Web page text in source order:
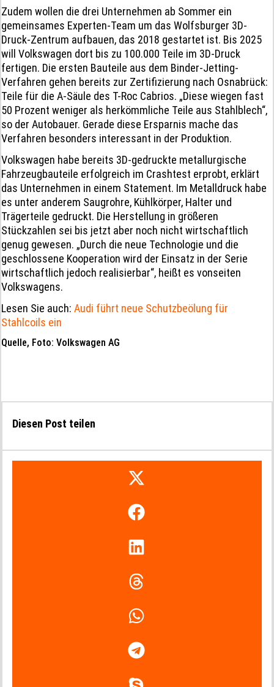
Zudem wollen die drei Unternehmen ab Sommer ein
gemeinsames Experten-Team um das Wolfsburger 3D-
Druck-Zentrum aufbauen, das 2018 gestartet ist. Bis 2025
will Volkswagen dort bis zu 100.000 Teile im 3D-Druck
fertigen. Die ersten Bauteile aus dem Binder-Jetting-
Verfahren gehen bereits zur Zertifizierung nach Osnabrück:
Teile für die A-Säule des T-Roc Cabrios. „Diese wiegen fast
50 Prozent weniger als herkömmliche Teile aus Stahlblech“,
so der Autobauer. Gerade diese Ersparnis mache das
Verfahren besonders interessant in der Produktion.
Volkswagen habe bereits 3D-gedruckte metallurgische
Fahrzeugbauteile erfolgreich im Crashtest erprobt, erklärt
das Unternehmen in einem Statement. Im Metalldruck habe
es unter anderem Saugrohre, Kühlkörper, Halter und
Trägerteile gedruckt. Die Herstellung in größeren
Stückzahlen sei bis jetzt aber noch nicht wirtschaftlich
genug gewesen. „Durch die neue Technologie und die
geschlossene Kooperation wird der Einsatz in der Serie
wirtschaftlich jedoch realisierbar“, heißt es vonseiten
Volkswagens.
Lesen Sie auch: Audi führt neue Schutzbeölung für
Stahlcoils ein
Quelle, Foto: Volkswagen AG
Diesen Post teilen